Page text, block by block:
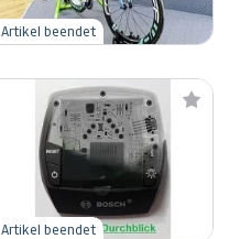
Artikel beendet
Artikel beendet